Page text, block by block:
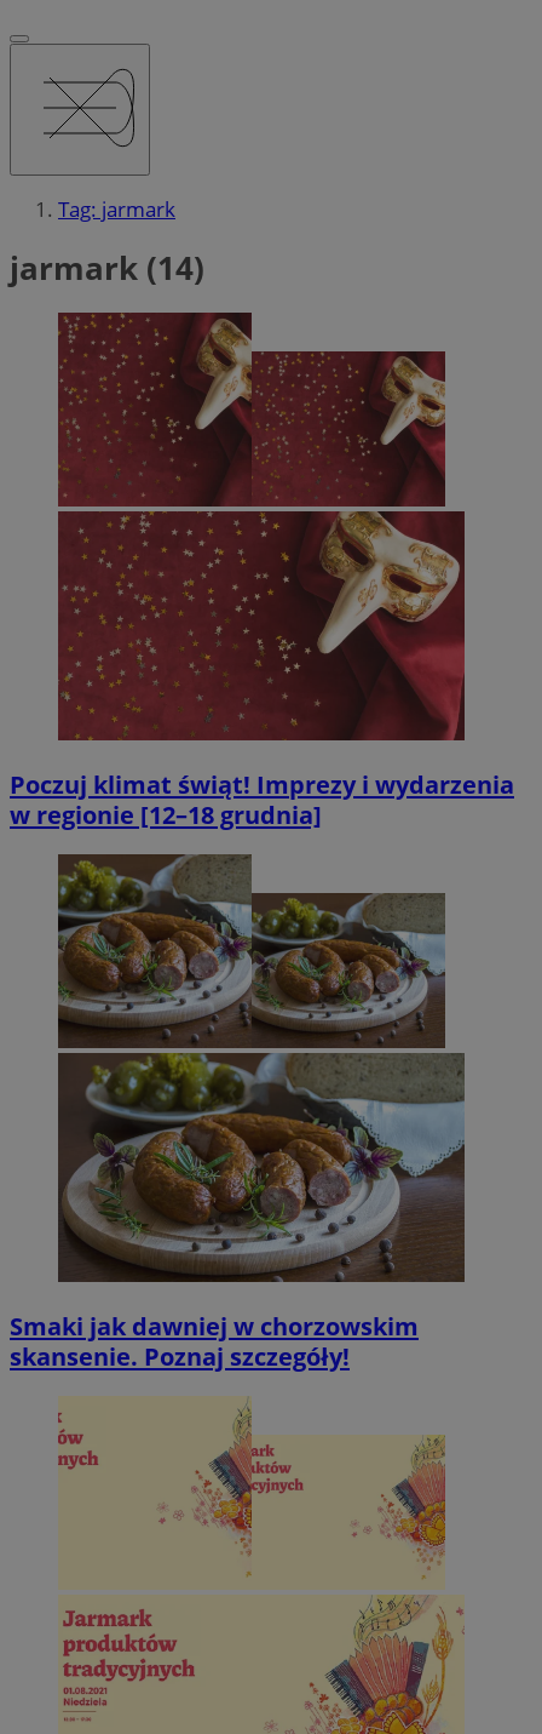
Tag: jarmark
jarmark (14)
Poczuj klimat świąt! Imprezy i wydarzenia
w regionie [12–18 grudnia]
Smaki jak dawniej w chorzowskim
skansenie. Poznaj szczegóły!